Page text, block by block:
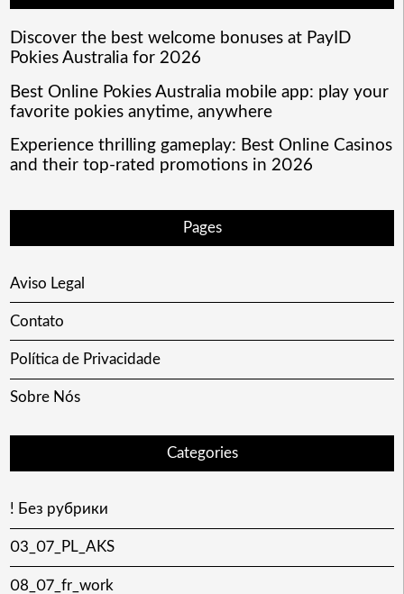
Discover the best welcome bonuses at PayID
Pokies Australia for 2026
Best Online Pokies Australia mobile app: play your
favorite pokies anytime, anywhere
Experience thrilling gameplay: Best Online Casinos
and their top-rated promotions in 2026
Pages
Aviso Legal
Contato
Política de Privacidade
Sobre Nós
Categories
! Без рубрики
03_07_PL_AKS
08_07_fr_work